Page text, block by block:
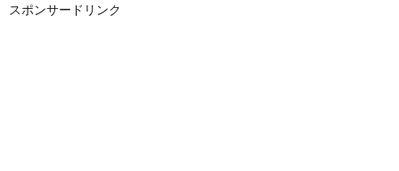
スポンサードリンク